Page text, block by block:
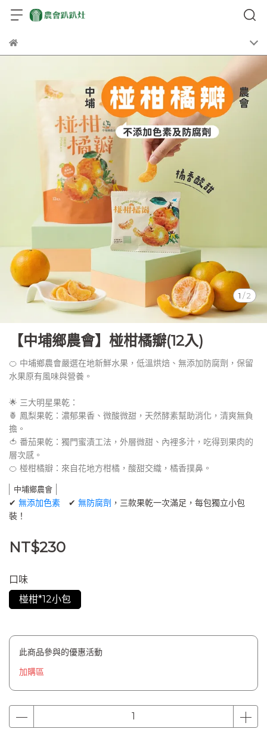
1 /2
【中埔鄉農會】椪柑橘瓣(12入)
🍊 中埔鄉農會嚴選在地新鮮水果，低溫烘焙、無添加防腐劑，保留
水果原有風味與營養。
🌟 三大明星果乾：
🍍 鳳梨果乾：濃郁果香、微酸微甜，天然酵素幫助消化，清爽無負
擔。
🍅 番茄果乾：獨門蜜漬工法，外層微甜、內裡多汁，吃得到果肉的
層次感。
🍊 椪柑橘瓣：來自花地方柑橘，酸甜交織，橘香撲鼻。
中埔鄉農會
✔ 無添加色素 ✔ 無防腐劑 ，三款果乾一次滿足，每包獨立小包
裝！
NT$230
口味
椪柑*12小包
此商品參與的優惠活動
加購區